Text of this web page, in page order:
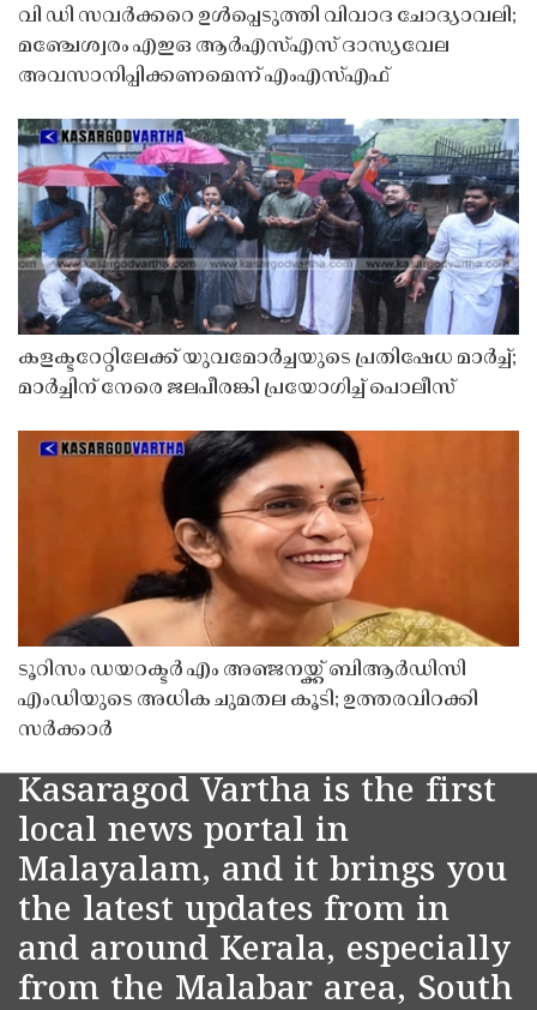
വി ഡി സവർക്കറെ ഉൾപ്പെടുത്തി വിവാദ ചോദ്യാവലി;
മഞ്ചേശ്വരം എഇഒ ആർഎസ്എസ് ദാസ്യവേല
അവസാനിപ്പിക്കണമെന്ന് എംഎസ്എഫ്
കളക്ടറേറ്റിലേക്ക് യുവമോർച്ചയുടെ പ്രതിഷേധ മാർച്ച്;
മാർച്ചിന് നേരെ ജലപീരങ്കി പ്രയോഗിച്ച് പൊലീസ്
ടൂറിസം ഡയറക്ടർ എം അഞ്ജനയ്ക്ക് ബിആർഡിസി
എംഡിയുടെ അധിക ചുമതല കൂടി; ഉത്തരവിറക്കി
സർക്കാർ
Kasaragod Vartha is the first
local news portal in
Malayalam, and it brings you
the latest updates from in
and around Kerala, especially
from the Malabar area, South